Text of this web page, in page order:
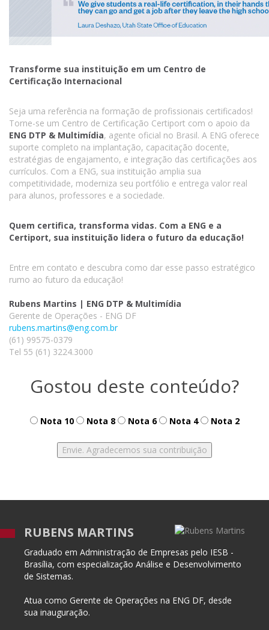
Transforme sua instituição em um Centro de
Certificação Internacional
Seja uma referência na formação de profissionais certificados!
Torne-se um Centro de Certificação Certiport com o apoio da
ENG DTP & Multimídia, agente oficial no Brasil. A ENG oferece
suporte completo na implantação, capacitação docente,
estratégias de engajamento, e integração das certificações aos
currículos. Com a ENG, sua instituição amplia sua
competitividade, moderniza seu portfólio e entrega valor real
para alunos, professores e a sociedade.
Quem certifica, transforma vidas. Com a ENG e a
Certiport, sua instituição lidera o futuro da educação!
Entre em contato e descubra como dar esse passo estratégico
rumo ao futuro da educação!
Rubens Martins | ENG DTP & Multimídia
Gerente de Operações - ENG DF
rubens.martins@eng.com.br
(61) 99575-0379
Tel 55 (61) 3224.3000
Gostou deste conteúdo?
Nota 10 Nota 8 Nota 6 Nota 4 Nota 2
RUBENS MARTINS
Graduado em Administração de Empresas pelo IESB -
Brasília, com especialização Análise e Desenvolvimento
de Sistemas.
Atua como Gerente de Operações na ENG DF, desde
sua inauguração.